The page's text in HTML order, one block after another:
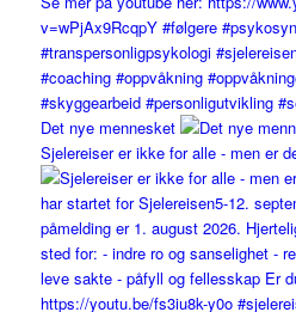
Det nye mennesket
Sjelereiser er ikke for alle - men er